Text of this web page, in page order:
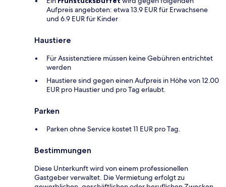
Aufpreis angeboten: etwa 13.9 EUR für Erwachsene
und 6.9 EUR für Kinder
Haustiere
Für Assistenztiere müssen keine Gebühren entrichtet
werden
Haustiere sind gegen einen Aufpreis in Höhe von 12.00
EUR pro Haustier und pro Tag erlaubt.
Parken
Parken ohne Service kostet 11 EUR pro Tag.
Bestimmungen
Diese Unterkunft wird von einem professionellen
Gastgeber verwaltet. Die Vermietung erfolgt zu